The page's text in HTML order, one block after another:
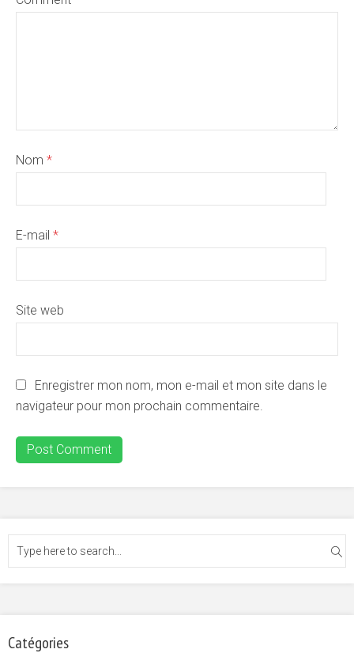
Nom *
E-mail *
Site web
Enregistrer mon nom, mon e-mail et mon site dans le
navigateur pour mon prochain commentaire.
Catégories